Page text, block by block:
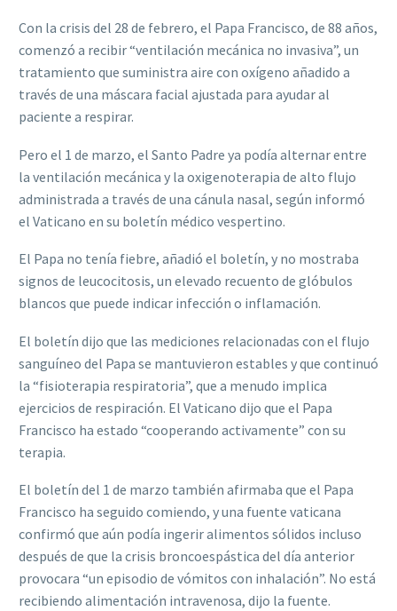
Con la crisis del 28 de febrero, el Papa Francisco, de 88 años,
comenzó a recibir “ventilación mecánica no invasiva”, un
tratamiento que suministra aire con oxígeno añadido a
través de una máscara facial ajustada para ayudar al
paciente a respirar.
Pero el 1 de marzo, el Santo Padre ya podía alternar entre
la ventilación mecánica y la oxigenoterapia de alto flujo
administrada a través de una cánula nasal, según informó
el Vaticano en su boletín médico vespertino.
El Papa no tenía fiebre, añadió el boletín, y no mostraba
signos de leucocitosis, un elevado recuento de glóbulos
blancos que puede indicar infección o inflamación.
El boletín dijo que las mediciones relacionadas con el flujo
sanguíneo del Papa se mantuvieron estables y que continuó
la “fisioterapia respiratoria”, que a menudo implica
ejercicios de respiración. El Vaticano dijo que el Papa
Francisco ha estado “cooperando activamente” con su
terapia.
El boletín del 1 de marzo también afirmaba que el Papa
Francisco ha seguido comiendo, y una fuente vaticana
confirmó que aún podía ingerir alimentos sólidos incluso
después de que la crisis broncoespástica del día anterior
provocara “un episodio de vómitos con inhalación”. No está
recibiendo alimentación intravenosa, dijo la fuente.